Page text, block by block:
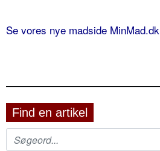
Se vores nye madside MinMad.dk
Find en artikel